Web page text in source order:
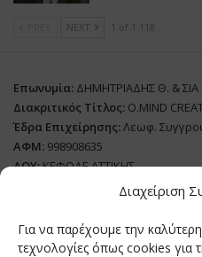
Διαχείριση
Για να παρέχουμε την
τεχνολογίες όπως cookies για
NEXT 1 of 1.118
Επωνυμία: ΔΗΜΗΤΡΙΑΔΗΣ Θ. & ΣΙΑ
Διακριτικός Τίτλος: O.MIND
Έδρα Επιχείρησης:Λεωφ.
ΑΦΜ: 998908635
ΔΟΥ:ΚΕΦΟΔΕ ΑΤΤΙΚΗΣ
Όνομα Ιδιοκτήτη και Νόμιμο
Διευθυντής Σύνταξης:
Domain:grillmagazine.gr